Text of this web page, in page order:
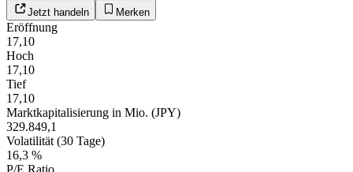
Jetzt handeln Merken
Eröffnung
17,10
Hoch
17,10
Tief
17,10
Marktkapitalisierung in Mio. (JPY)
329.849,1
Volatilität (30 Tage)
16,3 %
P/E Ratio